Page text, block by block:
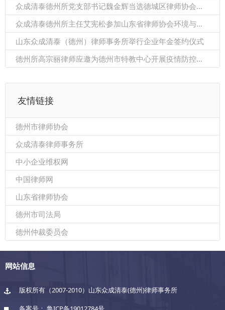
众成清泰德州所党支部书记魏金辉当选德城区律师协会第二届理事会会长
众成清泰德州所主任艾宪松参加山东省律师协会环境与资源保护法专业委员会2021年度会议暨双碳法律服务研讨会
山东众成清泰（德州）律师事务所举行企业年金签约仪式
德州所高宗丽律师应邀为德州市特教中心开展疫情防控知识讲座
友情链接
德州市律师协会
众成清泰律师事务所
中小企业维权网
中国律师网
山东省律师协会
德州市司法局
德州仲裁委员会
网站信息
版权所有（2007-2010）山东众成清泰(德州)律师事务所